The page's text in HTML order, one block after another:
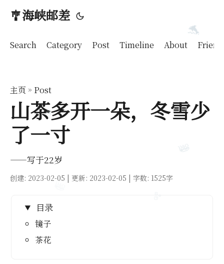
🎐海峡邮差
Search Category Post Timeline About
主页 » Post
山茶多开一朵，冬雪少
了一寸
——写于22岁
创建: 2023-02-05 | 更新: 2023-02-05 | 字数: 1525字
目录
镜子
茶花
🪼
🐬